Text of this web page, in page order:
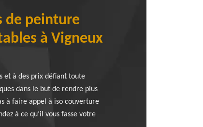
de peinture
à Vigneux
et à des prix défiant toute
dans le but de rendre plus
à faire appel à iso couverture
à ce qu’il vous fasse votre